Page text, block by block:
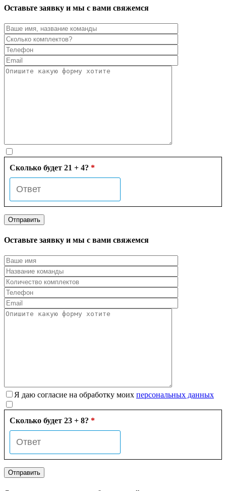
Оставьте заявку и мы с вами свяжемся
Сколько будет 21 + 4? *
Оставьте заявку и мы с вами свяжемся
Я даю согласие на обработку моих персональных данных
Сколько будет 23 + 8? *